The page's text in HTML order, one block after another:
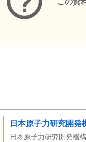
日本原子力研究開発
日本原子力研究開発機